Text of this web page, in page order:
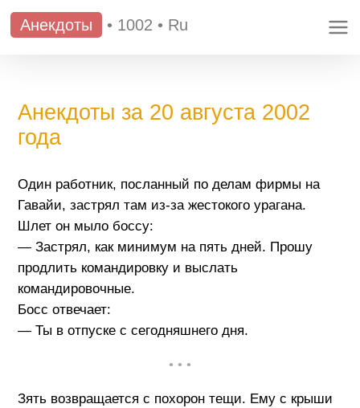
Анекдоты • 1002 • Ru
Анекдоты за 20 августа 2002
года
Один работник, посланный по делам фирмы на
Гавайи, застрял там из-за жестокого урагана.
Шлет он мыло боссу:
— Застрял, как минимум на пять дней. Прошу
продлить командировку и выслать
командировочные.
Босс отвечает:
— Ты в отпуске с сегодняшнего дня.
• • •
Зять возвращается с похорон тещи. Ему с крыши